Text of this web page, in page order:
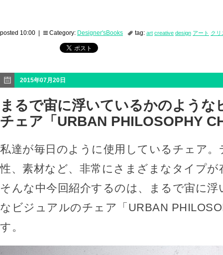
posted 10:00 | Category: Designer'sBooks tag: art creative design アート クリ
2015年07月20日
まるで宙に浮いているかのような
チェア「URBAN PHILOSOPHY
私達が毎日のように使用しているチェア。
性、素材など、非常にさまざまなタイプ
そんな中今回紹介するのは、まるで宙に
なビジュアルのチェア「URBAN
す。